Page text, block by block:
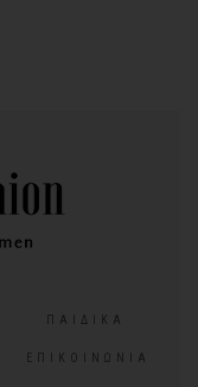
ΠΑΙΔΙΚΆ
ΕΠΙΚΟΙΝΩΝΊΑ